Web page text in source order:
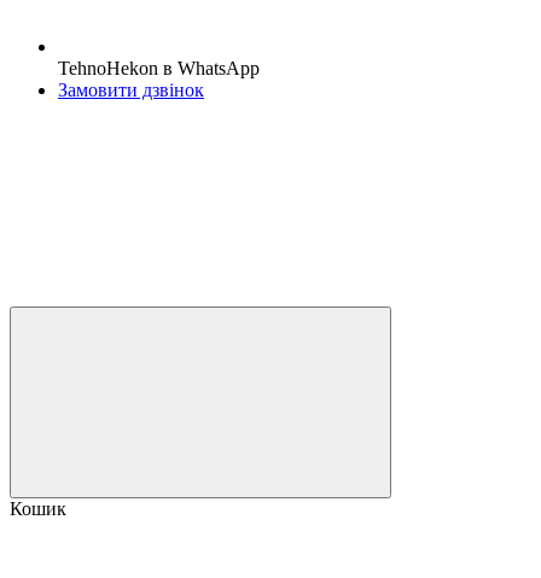
TehnoHekon в WhatsApp
Замовити дзвінок
Кошик